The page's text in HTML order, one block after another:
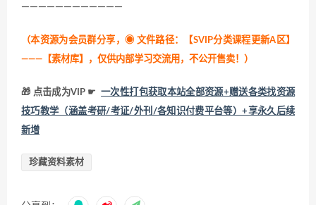
————————————
（本资源为会员群分享， ◉ 文件路径：【SVIP分类课程更新A区】
———【素材库】，仅供内部学习交流用，不公开售卖！ ）
🎁 点击成为VIP ☛ 一次性打包获取本站全部资源+赠送各类找资源
技巧教学（涵盖考研/考证/外刊/各知识付费平台等）+享永久后续
新增
珍藏资料素材